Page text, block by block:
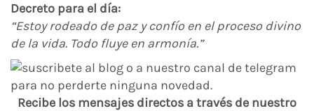
Decreto para el día:
“Estoy rodeado de paz y confío en el proceso divino
de la vida. Todo fluye en armonía.”
Recibe los mensajes directos a través de nuestro